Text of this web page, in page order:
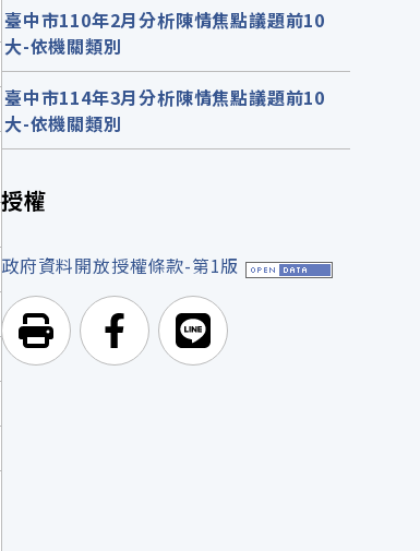
臺中市110年2月分析陳情焦點議題前10
大-依機關類別
臺中市114年3月分析陳情焦點議題前10
大-依機關類別
授權
政府資料開放授權條款-第1版
列印頁面前往Facebook
前往Line